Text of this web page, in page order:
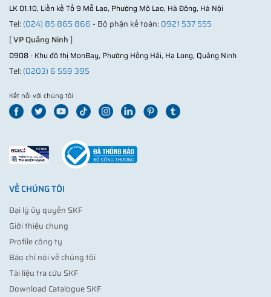
LK 01.10, Liền kề Tổ 9 Mỗ Lao, Phường Mộ Lao, Hà Đông, Hà Nội
Tel: (024) 85 865 866- Bộ phận kế toán: 0921 537 555
[VP Quảng Ninh]
D908 - Khu đô thị MonBay, Phường Hồng Hải, Hạ Long, Quảng Ninh
Tel: (0203) 6 559 395
Kết nối với chúng tôi
VỀ CHÚNG TÔI
Đại lý ủy quyền SKF
Giới thiệu chung
Profile công ty
Báo chí nói về chúng tôi
Tài liệu tra cứu SKF
Download Catalogue SKF